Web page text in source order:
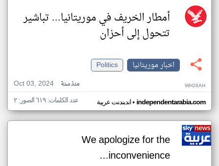
أمطار الخريف في موريتانيا... تباشير
تتحول إلى أحزان
اخبار موريتانيا
Politics
Oct 03, 2024
منذ سنة WH28AH
اندبندنت عربية• independentarabia.com عدد الكلمات: ٦١٩ الصور: ٢
We apologize for the
inconvenience...